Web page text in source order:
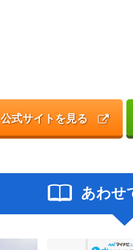
公式サイトを見る
あわせ